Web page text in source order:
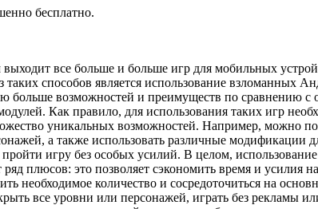
бесплатно.
все больше и больше игр для мобильных
способов является использование взломанных
больше возможностей и преимуществ по сравнению
Как правило, для использования таких игр
уникальных возможностей. Например, можно
а также использовать различные модификации
игру без особых усилий. В целом,
плюсов: это позволяет сэкономить время и усилия
необходимое количество и сосредоточиться на
все уровни или персонажей, играть без рекламы